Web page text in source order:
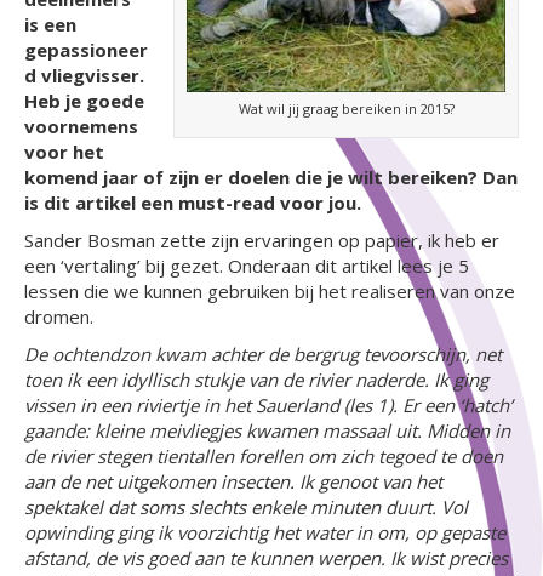
Wat wil jij graag bereiken in 2015?
is een
gepassioneer
d vliegvisser.
Heb je goede
voornemens
voor het
komend jaar of zijn er doelen die je wilt bereiken? Dan
is dit artikel een must-read voor jou.
Sander Bosman zette zijn ervaringen op papier, ik heb er
een ‘vertaling’ bij gezet. Onderaan dit artikel lees je 5
lessen die we kunnen gebruiken bij het realiseren van onze
dromen.
De ochtendzon kwam achter de bergrug tevoorschijn, net
toen ik een idyllisch stukje van de rivier naderde. Ik ging
vissen in een riviertje in het Sauerland (les 1). Er een ‘hatch’
gaande: kleine meivliegjes kwamen massaal uit. Midden in
de rivier stegen tientallen forellen om zich tegoed te doen
aan de net uitgekomen insecten. Ik genoot van het
spektakel dat soms slechts enkele minuten duurt. Vol
opwinding ging ik voorzichtig het water in om, op gepaste
afstand, de vis goed aan te kunnen werpen. Ik wist precies